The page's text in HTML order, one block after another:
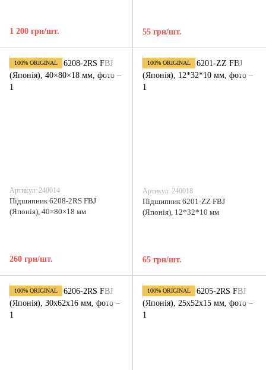
1 200 грн/шт. 55 грн/шт.
100% ORIGINAL
Артикул: 240014
Підшипник 6208-2RS FBJ
(Японія), 40×80×18 мм
260 грн/шт.
100% ORIGINAL
Артикул: 240018
Підшипник 6201-ZZ FBJ
(Японія), 12*32*10 мм
65 грн/шт.
100% ORIGINAL 100% ORIGINAL